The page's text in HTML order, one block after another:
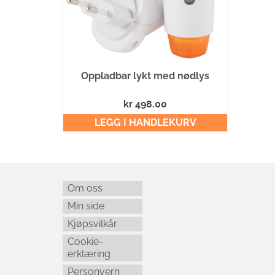
Oppladbar lykt med nødlys
kr 498.00
LEGG I HANDLEKURV
Om oss
Min side
Kjøpsvilkår
Cookie-
erklæring
Personvern